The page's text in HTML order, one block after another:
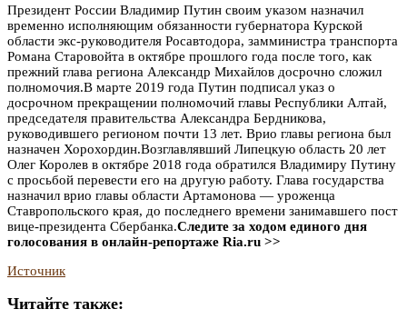
Президент России Владимир Путин своим указом назначил
временно исполняющим обязанности губернатора Курской
области экс-руководителя Росавтодора, замминистра транспорта
Романа Старовойта в октябре прошлого года после того, как
прежний глава региона Александр Михайлов досрочно сложил
полномочия.В марте 2019 года Путин подписал указ о
досрочном прекращении полномочий главы Республики Алтай,
председателя правительства Александра Бердникова,
руководившего регионом почти 13 лет. Врио главы региона был
назначен Хорохордин.Возглавлявший Липецкую область 20 лет
Олег Королев в октябре 2018 года обратился Владимиру Путину
с просьбой перевести его на другую работу. Глава государства
назначил врио главы области Артамонова — уроженца
Ставропольского края, до последнего времени занимавшего пост
вице-президента Сбербанка.Следите за ходом единого дня
голосования в онлайн-репортаже Ria.ru >>
Источник
Читайте также: